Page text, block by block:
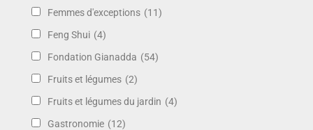
Femmes d'exceptions (11)
Feng Shui (4)
Fondation Gianadda (54)
Fruits et légumes (2)
Fruits et légumes du jardin (4)
Gastronomie (12)